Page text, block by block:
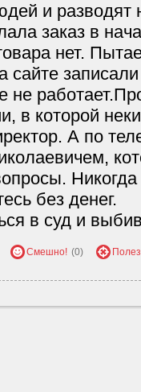
и разводят
заказ в
нет.
сайте
в которой
А по
без денег.
в суд и
Смешно! (0)